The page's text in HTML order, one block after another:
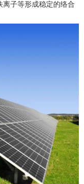
子等形成稳定的络合